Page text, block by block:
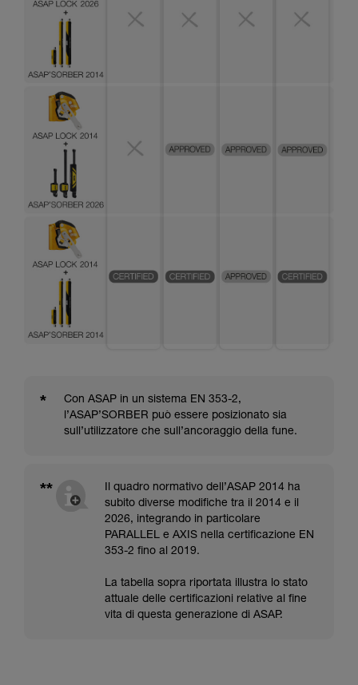
*
Con ASAP in un sistema EN 353-2,
l’ASAP’SORBER può essere posizionato sia
sull’utilizzatore che sull’ancoraggio della fune.
**
Il quadro normativo dell’ASAP 2014 ha
subito diverse modifiche tra il 2014 e il
2026, integrando in particolare
PARALLEL e AXIS nella certificazione EN
353-2 fino al 2019.
La tabella sopra riportata illustra lo stato
attuale delle certificazioni relative al fine
vita di questa generazione di ASAP.